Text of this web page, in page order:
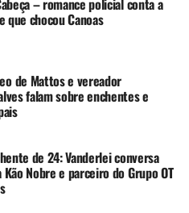
– romance policial conta a
chocou Canoas
de Mattos e vereador
falam sobre enchentes e
de 24: Vanderlei conversa
Nobre e parceiro do Grupo OT